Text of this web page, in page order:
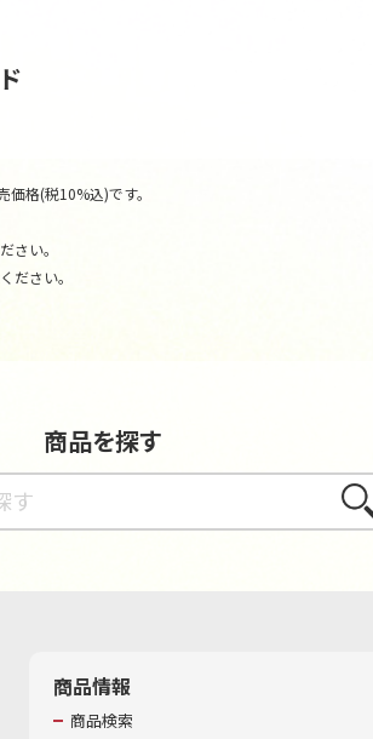
格(税10%込)です。
さい。
ださい。
商品を探す
さが
商品情報
商品検索